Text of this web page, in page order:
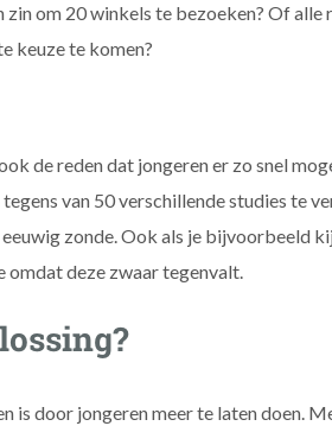
om 20 winkels te bezoeken? Of alle
keuze te komen?
de reden dat jongeren er zo snel
van 50 verschillende studies te
zonde. Ook als je bijvoorbeeld
omdat deze zwaar tegenvalt.
is door jongeren meer te laten doen.